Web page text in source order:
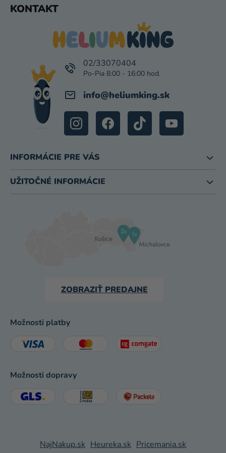
KONTAKT
info@heliumking.sk
02/33070404
INFORMÁCIE PRE VÁS
UŽITOČNÉ INFORMÁCIE
ZOBRAZIŤ PREDAJNE
Možnosti platby
Možnosti dopravy
NajNakup.sk Heureka.sk Pricemania.sk